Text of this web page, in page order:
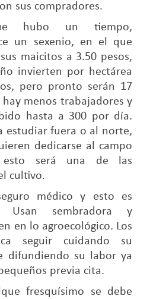
sus compradores.
hubo un tiempo,
un sexenio, en el que
maicitos a 3.50 pesos,
invierten por hectárea
pero pronto serán 17
menos trabajadores y
hasta a 300 por día.
estudiar fuera o al norte,
dedicarse al campo
será una de las
cultivo.
médico y esto es
Usan sembradora y
en lo agroecológico. Los
seguir cuidando su
difundiendo su labor ya
previa cita.
fresquísimo se debe